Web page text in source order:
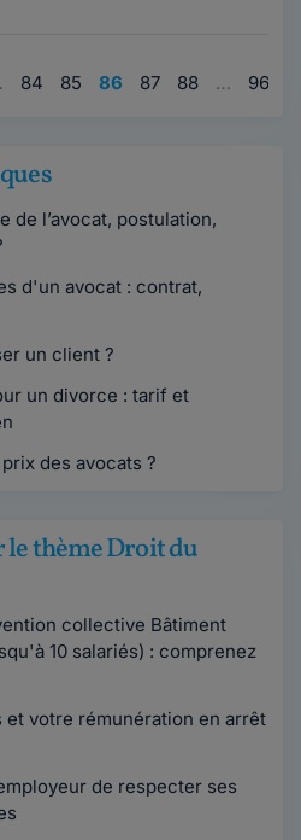
84 85 86 87 88 … 96
de l’avocat, postulation,
d'un avocat : contrat,
un client ?
un divorce : tarif et
des avocats ?
le thème Droit du
collective Bâtiment
10 salariés) : comprenez
et votre rémunération en arrêt
de respecter ses